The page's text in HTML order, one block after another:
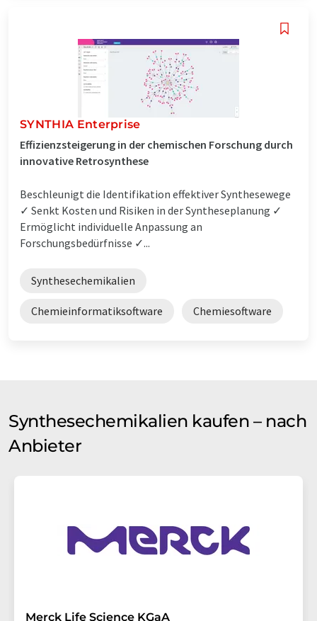
SYNTHIA Enterprise
Effizienzsteigerung in der chemischen Forschung durch
innovative Retrosynthese
Beschleunigt die Identifikation effektiver Synthesewege
✓ Senkt Kosten und Risiken in der Syntheseplanung ✓
Ermöglicht individuelle Anpassung an
Forschungsbedürfnisse ✓...
Synthesechemikalien
Chemieinformatiksoftware Chemiesoftware
Synthesechemikalien kaufen – nach
Anbieter
Merck Life Science KGaA